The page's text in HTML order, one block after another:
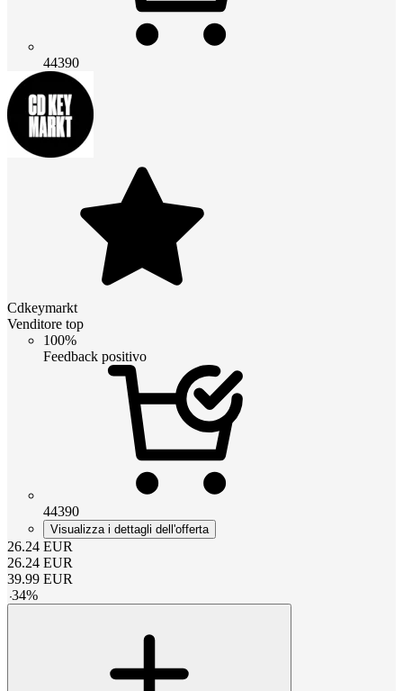
44390
Cdkeymarkt
Venditore top
100%
Feedback positivo
44390
Visualizza i dettagli dell'offerta
26.24 EUR
26.24 EUR
39.99 EUR
-34%